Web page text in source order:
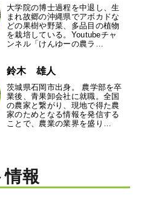
大学院の博士過程を中退し、生
まれ故郷の沖縄県でアボカドな
どの果樹や野菜、多品目の植物
を栽培している。Youtubeチャ
ンネル「けんゆーの農ラ…
鈴木 雄人
茨城県石岡市出身。 農学部を卒
業後、青果卸会社に就職。全国
の農家と繋がり、現地で得た農
家のためとなる情報を発信する
ことで、農業の業界を盛り…
報